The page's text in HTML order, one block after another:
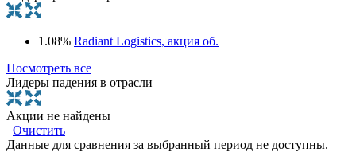
1.08% Radiant Logistics, акция об.
Посмотреть все
Лидеры падения в отрасли
Акции не найдены
Очистить
Данные для сравнения за выбранный период не доступны.